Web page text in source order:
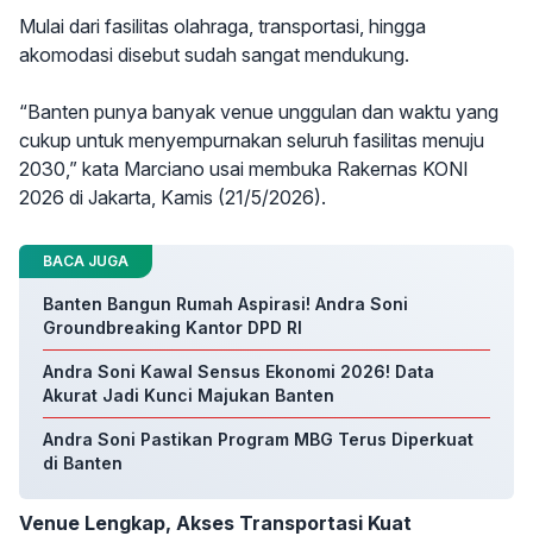
Mulai dari fasilitas olahraga, transportasi, hingga
akomodasi disebut sudah sangat mendukung.
“Banten punya banyak venue unggulan dan waktu yang
cukup untuk menyempurnakan seluruh fasilitas menuju
2030,” kata Marciano usai membuka Rakernas KONI
2026 di Jakarta, Kamis (21/5/2026).
BACA JUGA
Banten Bangun Rumah Aspirasi! Andra Soni
Groundbreaking Kantor DPD RI
Andra Soni Kawal Sensus Ekonomi 2026! Data
Akurat Jadi Kunci Majukan Banten
Andra Soni Pastikan Program MBG Terus Diperkuat
di Banten
Venue Lengkap, Akses Transportasi Kuat